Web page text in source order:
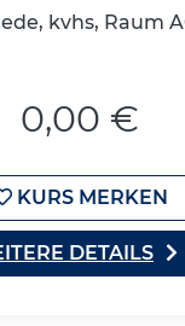
kvhs, Raum
0,00 €
KURS MERKEN
DETAILS